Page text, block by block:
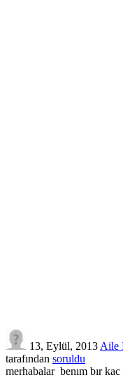
13, Eylül, 2013 Aile
tarafından soruldu
merhabalar benım bır